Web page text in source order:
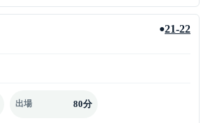
●21-22
出場 80分